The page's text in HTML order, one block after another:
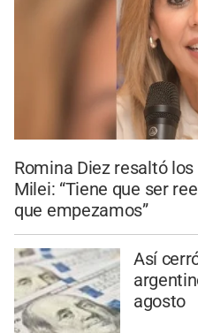
Romina Diez resaltó
Milei: “Tiene que ser
que empezamos”
Así
agosto